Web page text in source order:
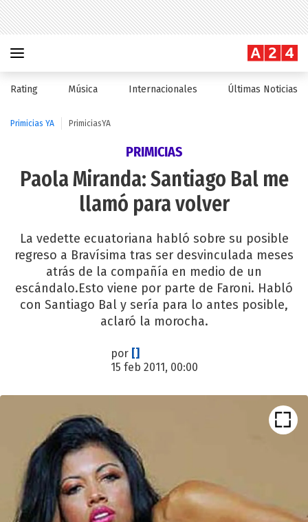
Rating Música Internacionales Últimas Noticias
Primicias YA PrimiciasYA
PRIMICIAS
Paola Miranda: Santiago Bal me
llamó para volver
La vedette ecuatoriana habló sobre su posible
regreso a Bravísima tras ser desvinculada meses
atrás de la compañía en medio de un
escándalo.Esto viene por parte de Faroni. Habló
con Santiago Bal y sería para lo antes posible,
aclaró la morocha.
por []
15 feb 2011, 00:00